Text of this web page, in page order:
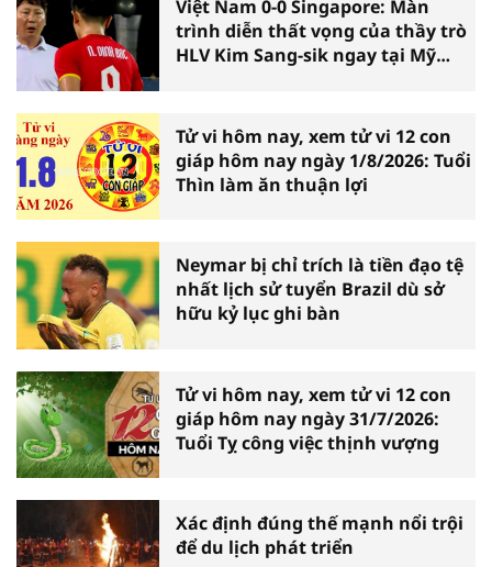
Việt Nam 0-0 Singapore: Màn
trình diễn thất vọng của thầy trò
HLV Kim Sang-sik ngay tại Mỹ
Tử vi hôm nay, xem tử vi 12 con
giáp hôm nay ngày 1/8/2026: Tuổi
Thìn làm ăn thuận lợi
Neymar bị chỉ trích là tiền đạo tệ
nhất lịch sử tuyển Brazil dù sở
hữu kỷ lục ghi bàn
Tử vi hôm nay, xem tử vi 12 con
giáp hôm nay ngày 31/7/2026:
Tuổi Tỵ công việc thịnh vượng
Xác định đúng thế mạnh nổi trội
để du lịch phát triển